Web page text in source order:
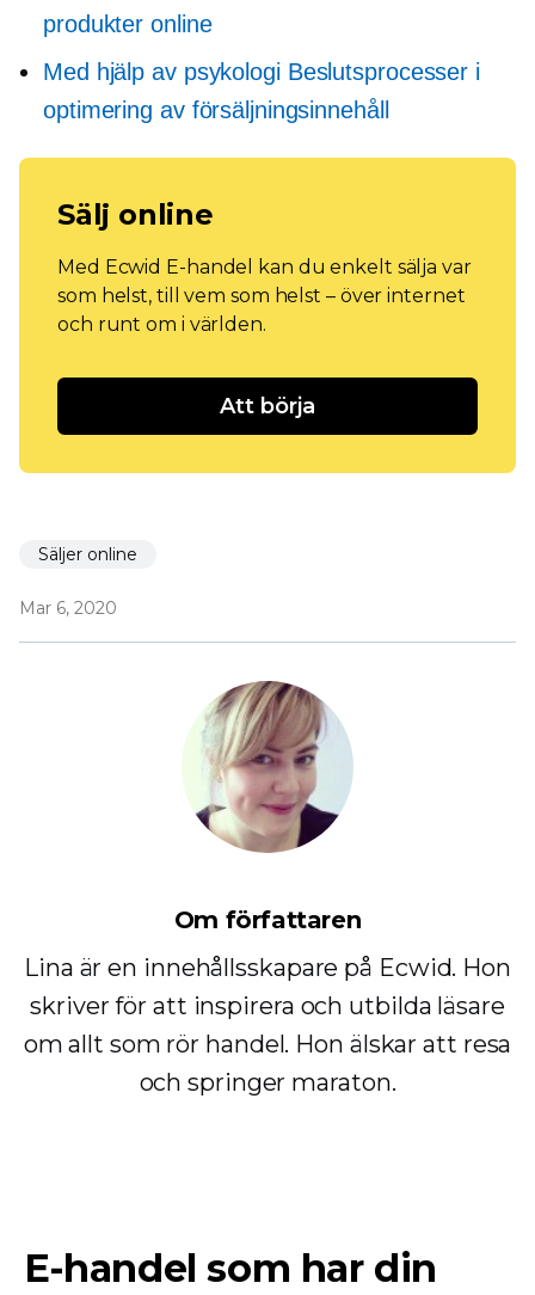
produkter online
Med hjälp av psykologi Beslutsprocesser i
optimering av försäljningsinnehåll
Sälj online
Med Ecwid E-handel kan du enkelt sälja var
som helst, till vem som helst – över internet
och runt om i världen.
Att börja
Säljer online
Mar 6, 2020
Om författaren
Lina är en innehållsskapare på Ecwid. Hon
skriver för att inspirera och utbilda läsare
om allt som rör handel. Hon älskar att resa
och springer maraton.
E-handel som har din